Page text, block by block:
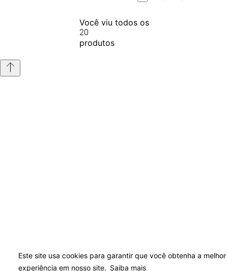
Este site usa cookies para garantir que você obtenha a melhor
experiência em nosso site. Saiba mais
Você viu todos os
20
produtos